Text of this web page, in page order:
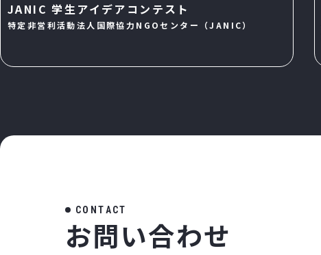
JANIC 学生アイデアコンテスト
特定非営利活動法人国際協力NGOセンター（JANIC）
CO NTACT
お問い合わせ